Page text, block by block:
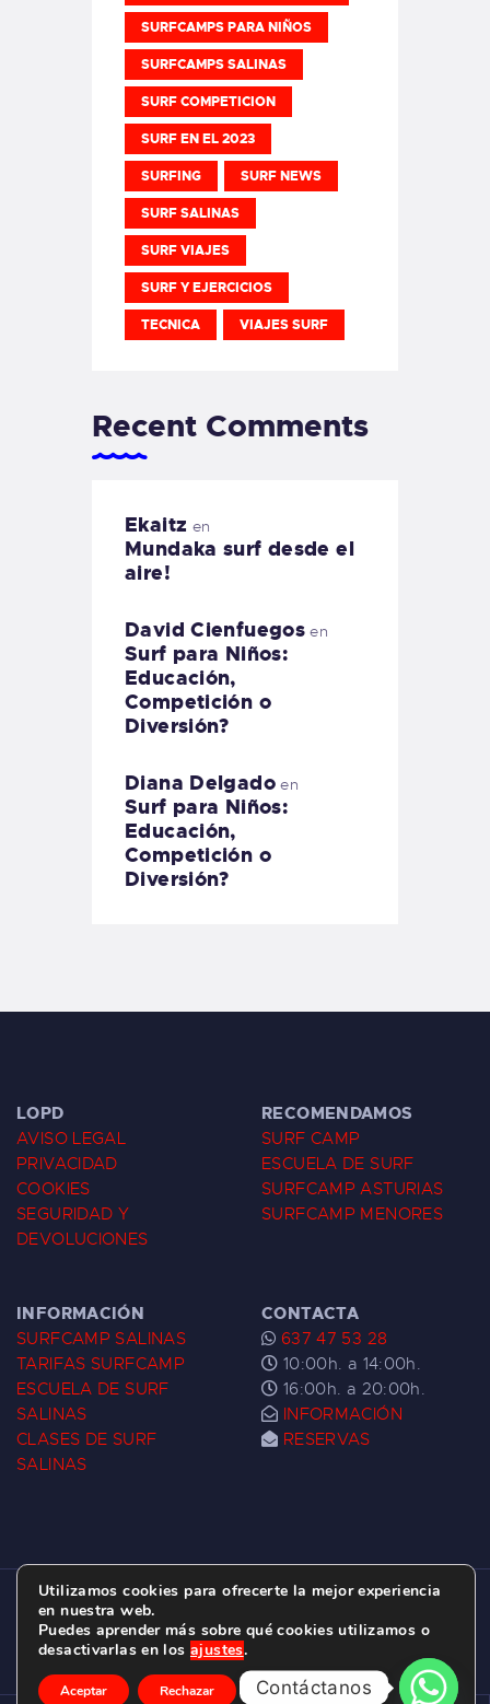
SURFCAMPS PARA NIÑOS
SURFCAMPS SALINAS
SURF COMPETICION
SURF EN EL 2023
SURFING SURF NEWS
SURF SALINAS
SURF VIAJES
SURF Y EJERCICIOS
TECNICA VIAJES SURF
Recent Comments
Ekaitz en
Mundaka surf desde el
aire!
David Cienfuegos en
Surf para Niños:
Educación,
Competición o
Diversión?
Diana Delgadoen
Surf para Niños:
Educación,
Competición o
Diversión?
LOPD
AVISO LEGAL
PRIVACIDAD
COOKIES
SEGURIDAD Y
DEVOLUCIONES
RECOMENDAMOS
SURF CAMP
ESCUELA DE SURF
SURFCAMP ASTURIAS
SURFCAMP MENORES
INFORMACIÓN
SURFCAMP SALINAS
TARIFAS SURFCAMP
ESCUELA DE SURF
SALINAS
CLASES DE SURF
SALINAS
CONTACTA
637 47 53 28
10:00h. a 14:00h.
16:00h. a 20:00h.
INFORMACIÓN
RESERVAS
ESCUELA DE SURF LAS DUNAS ©
2026.
C/ BERNARDO ÁLVAREZ GALAN 1, SALINAS
(ASTURIAS)
Utilizamos cookies para ofrecerte la mejor experiencia
en nuestra web.
Puedes aprender más sobre qué cookies utilizamos o
desactivarlas en los ajustes.
Aceptar Rechazar Ajustes
Contáctanos